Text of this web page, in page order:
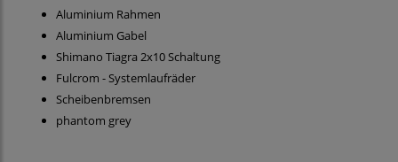
Aluminium Rahmen
Aluminium Gabel
Shimano Tiagra 2x10 Schaltung
Fulcrom - Systemlaufräder
Scheibenbremsen
phantom grey